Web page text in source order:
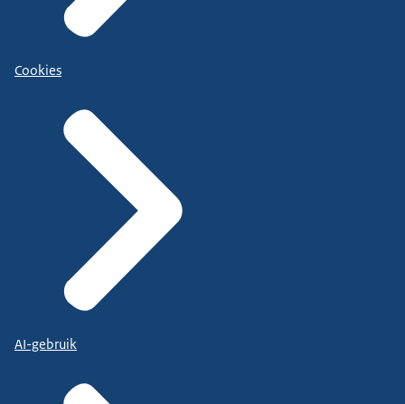
Cookies
AI-gebruik